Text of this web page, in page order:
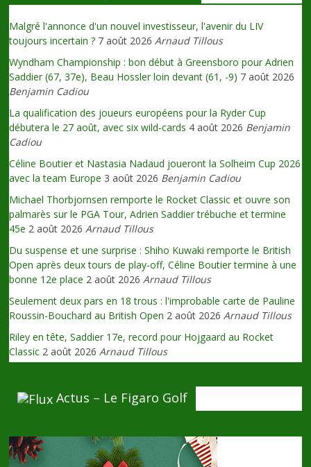
Malgré l'annonce d'un nouvel investisseur, l'avenir du LIV
toujours incertain ? 7 août 2026 Arnaud Tillous
Wyndham Championship : bon début à Greensboro pour Adrien
Saddier (67, 37e), Beau Hossler loin devant (61, -9) 7 août 2026
Benjamin Cadiou
La qualification des joueurs européens pour la Ryder Cup
débutera le 27 août, avec six wild-cards 4 août 2026 Benjamin
Cadiou
Céline Boutier et Nastasia Nadaud joueront la Solheim Cup 2026
avec la team Europe 3 août 2026 Benjamin Cadiou
Michael Thorbjornsen remporte le Rocket Classic et ouvre son
palmarès sur le PGA Tour, Adrien Saddier trébuche et termine
45e 2 août 2026 Arnaud Tillous
Du suspense et une surprise : Shiho Kuwaki remporte le British
Open après deux tours de play-off, Céline Boutier termine à une
bonne 12e place 2 août 2026 Arnaud Tillous
Seulement deux pars en 18 trous : l'improbable carte de Pauline
Roussin-Bouchard au British Open 2 août 2026 Arnaud Tillous
Riley en tête, Saddier 17e, record pour Hojgaard au Rocket
Classic 2 août 2026 Arnaud Tillous
Actus – Le Figaro Golf